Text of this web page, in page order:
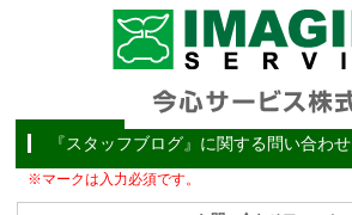
『スタッフブログ』に関する問い合わせ
※マークは入力必須です。